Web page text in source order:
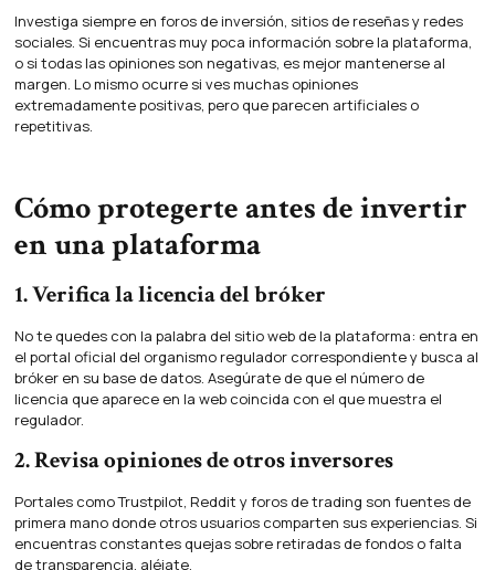
Investiga siempre en foros de inversión, sitios de reseñas y redes
sociales. Si encuentras muy poca información sobre la plataforma,
o si todas las opiniones son negativas, es mejor mantenerse al
margen. Lo mismo ocurre si ves muchas opiniones
extremadamente positivas, pero que parecen artificiales o
repetitivas.
Cómo protegerte antes de invertir
en una plataforma
1. Verifica la licencia del bróker
No te quedes con la palabra del sitio web de la plataforma: entra en
el portal oficial del organismo regulador correspondiente y busca al
bróker en su base de datos. Asegúrate de que el número de
licencia que aparece en la web coincida con el que muestra el
regulador.
2. Revisa opiniones de otros inversores
Portales como Trustpilot, Reddit y foros de trading son fuentes de
primera mano donde otros usuarios comparten sus experiencias. Si
encuentras constantes quejas sobre retiradas de fondos o falta
de transparencia, aléjate.